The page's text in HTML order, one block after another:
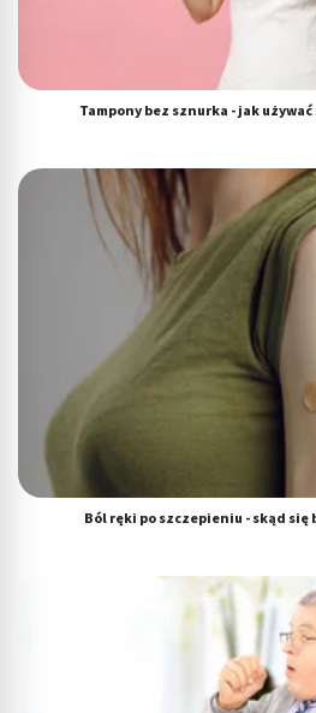
Tampony bez sznurka - jak
Ból ręki po szczepieniu - skąd się
Tworzenie profili w celu
Wykorzystanie profili do wyboru
Tworzenie profili w celu
Wykorzystywanie profili w celu
spersonalizowanych treści
Pomiar efektywności reklam
Pomiar efektywności treści
Rozumienie odbiorców dzięki
kombinacji danych z różnych źródeł
Rozwój i ulepszanie usług
Wykorzystywanie ograniczonych
Użycie dokładnych danych
Identyfikowanie urządzeń na
aktywnie żądanych informacji